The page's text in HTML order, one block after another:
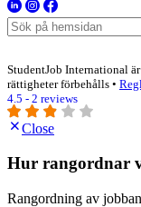
StudentJob International
rättigheter förbehålls •
4.5 - 2 reviews
Close
Hur rangordnar
Rangordning av